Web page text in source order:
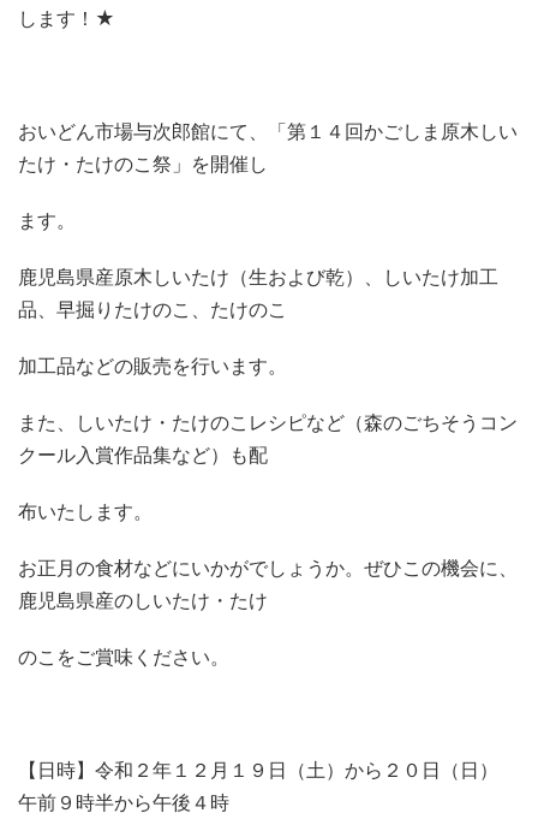
します！★
おいどん市場与次郎館にて、「第１４回かごしま原木しい
たけ・たけのこ祭」を開催し
ます。
鹿児島県産原木しいたけ（生および乾）、しいたけ加工
品、早掘りたけのこ、たけのこ
加工品などの販売を行います。
また、しいたけ・たけのこレシピなど（森のごちそうコン
クール入賞作品集など）も配
布いたします。
お正月の食材などにいかがでしょうか。ぜひこの機会に、
鹿児島県産のしいたけ・たけ
のこをご賞味ください。
【日時】令和２年１２月１９日（土）から２０日（日）
午前９時半から午後４時